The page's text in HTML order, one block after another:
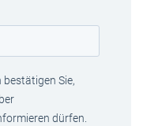
Sie,
dürfen.